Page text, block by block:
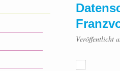
Veröffentlicht